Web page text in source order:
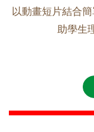
以動畫短片結合
助學生